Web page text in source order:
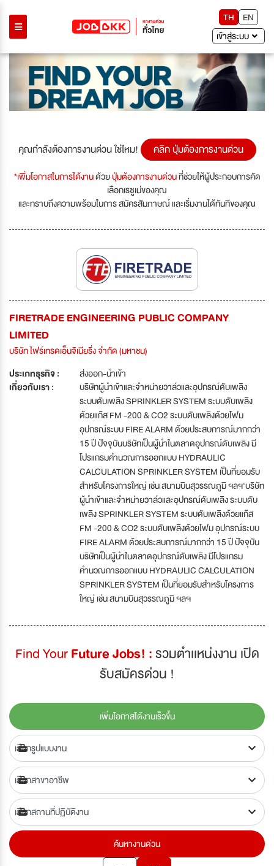
TH
EN
เข้าสู่ระบบ
คุณกำลังต้องการงานด่วน ใช่ไหม! คลิก ปุ่มต้องการงานด่วน
*เพิ่มโอกาสในการได้งานด้วยปุ่มต้องการงานด่วนที่ช่วยให้ผู้ประกอบการคัด
เลือกเรซูเม่ของคุณ
และทราบถึงความพร้อมในการ สมัครสัมภาษณ์ และเริ่มงานได้ทันทีของคุณ
FIRETRADE ENGINEERING PUBLIC COMPANY
LIMITED
บริษัท ไฟร์เทรดเอ็นจิเนียริ่ง จำกัด (มหาชน)
ประเภทธุรกิจ :
ส่งออก-นำเข้า
เกี่ยวกับเรา :
บริษัทผู้นำเข้าและจำหน่ายวาล์วและอุปกรณ์ดับเพลิง
ระบบดับเพลิง SPRINKLER SYSTEM ระบบดับเพลิง
ด้วยแก๊ส FM -200 & CO2 ระบบดับเพลิงด้วยโฟม
อุปกรณ์ระบบ FIRE ALARM ด้วยประสบการณ์มากกว่า
15 ปี ปัจจุบันบริษัทเป็นผู้นำในตลาดอุปกรณ์ดับเพลิง มี
โปรแกรมคำนวณการออกแบบ HYDRAULIC
CALCULATION SPRINKLER SYSTEM เป็นที่ยอมรับ
สำหรับโครงการใหญ่ เช่น สนามบินสุวรรณภูมิ ฯลฯ'บริษัท
ผู้นำเข้าและจำหน่ายวาล์วและอุปกรณ์ดับเพลิง ระบบดับ
เพลิง SPRINKLER SYSTEM ระบบดับเพลิงด้วยแก๊ส
FM -200 & CO2 ระบบดับเพลิงด้วยโฟม อุปกรณ์ระบบ
FIRE ALARM ด้วยประสบการณ์มากกว่า 15 ปี ปัจจุบัน
บริษัทเป็นผู้นำในตลาดอุปกรณ์ดับเพลิง มีโปรแกรม
คำนวณการออกแบบ HYDRAULIC CALCULATION
SPRINKLER SYSTEM เป็นที่ยอมรับสำหรับโครงการ
ใหญ่ เช่น สนามบินสุวรรณภูมิ ฯลฯ
Find YourFuture Jobs! :รวมตำเเหน่งงาน เปิด
รับสมัครด่วน !
เพิ่มโอกาสได้งานเร็วขึ้น
ค้นหางานด่วน